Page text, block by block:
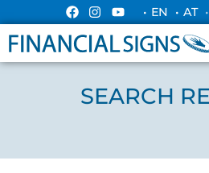
• EN • AT
SEARCH